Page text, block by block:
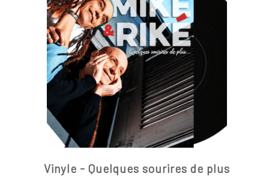
Vinyle - Quelques sourires de plus